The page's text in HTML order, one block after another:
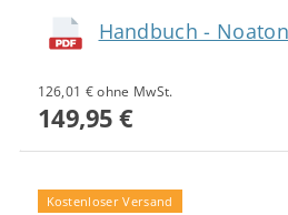
Handbuch -
126,01 € ohne MwSt.
149,95 €
Kostenloser Versand